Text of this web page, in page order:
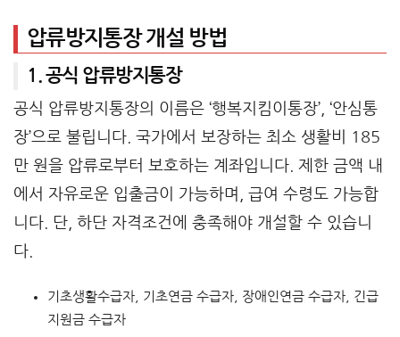
압류방지통장 개설 방법
1. 공식 압류방지통장
공식 압류방지통장의 이름은 ‘행복지킴이통장’, ‘안심통
장’으로 불립니다. 국가에서 보장하는 최소 생활비 185
만 원을 압류로부터 보호하는 계좌입니다. 제한 금액 내
에서 자유로운 입출금이 가능하며, 급여 수령도 가능합
니다. 단, 하단 자격조건에 충족해야 개설할 수 있습니
다.
기초생활수급자, 기초연금 수급자, 장애인연금 수급자, 긴급
지원금 수급자